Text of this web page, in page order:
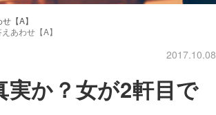
【A】
あわせ【A】
2017.10.08
実か？女が2軒目で